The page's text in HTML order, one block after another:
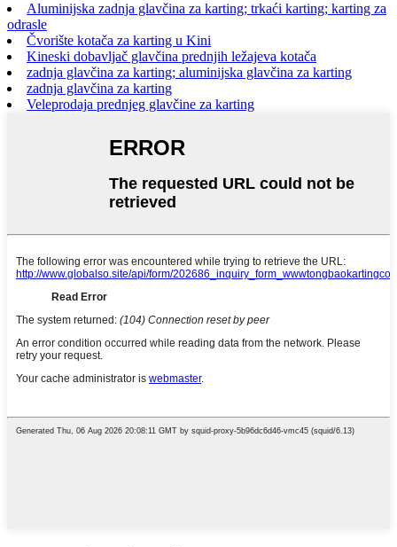
Aluminijska zadnja glavčina za karting; trkaći karting; karting za
odrasle
Čvorište kotača za karting u Kini
Kineski dobavljač glavčina prednjih ležajeva kotača
zadnja glavčina za karting; aluminijska glavčina za karting
zadnja glavčina za karting
Veleprodaja prednjeg glavčine za karting